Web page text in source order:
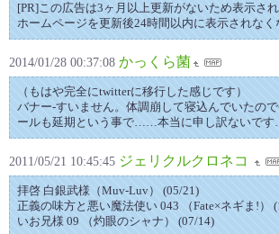
[PR]この広告は3ヶ月以上更新がないため表示され
ホームページを更新後24時間以内に表示されなく
2014/01/28 00:37:08 かっくら菌
（もはや完全にtwitterに移行した感じです）
バナー-すいません。体調崩して寝込んでいたの
ールも延期という事で……本当に申し訳ないで
2011/05/21 10:45:45 ジェリクルクロネコ
拝啓 白銀武様（Muv-Luv） (05/21)
正義の味方と悪い魔法使い 043 （Fate×ネギま!）
いお兄様 09 （灼眼のシャナ） (07/14)